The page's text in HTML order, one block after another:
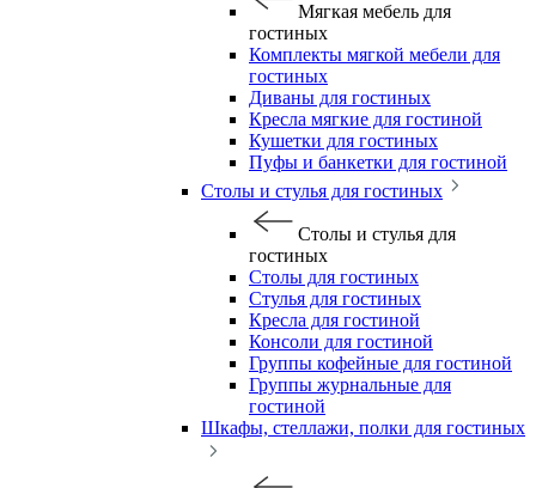
Мягкая мебель для
гостиных
Комплекты мягкой мебели для
гостиных
Диваны для гостиных
Кресла мягкие для гостиной
Кушетки для гостиных
Пуфы и банкетки для гостиной
Столы и стулья для гостиных
Столы и стулья для
гостиных
Столы для гостиных
Стулья для гостиных
Кресла для гостиной
Консоли для гостиной
Группы кофейные для гостиной
Группы журнальные для
гостиной
Шкафы, стеллажи, полки для гостиных